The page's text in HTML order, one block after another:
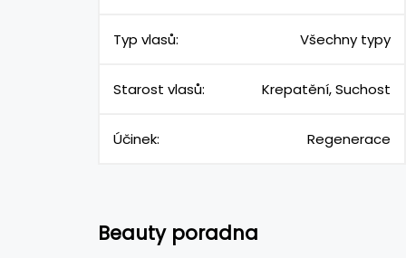
Typ vlasů: Všechny typy
Starost vlasů: Krepatění, Suchost
Účinek: Regenerace
Beauty poradna